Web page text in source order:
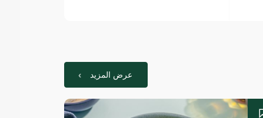
عرض المزيد